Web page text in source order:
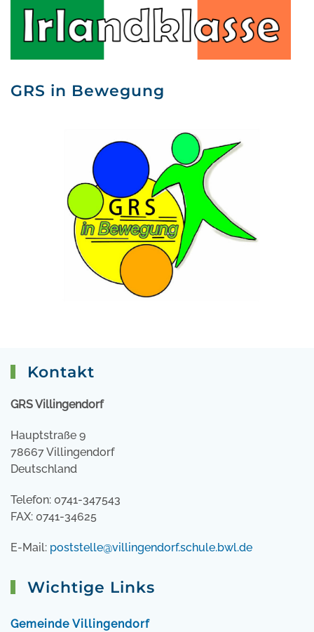
GRS in Bewegung
Kontakt
GRS Villingendorf
Hauptstraße 9
78667 Villingendorf
Deutschland
Telefon: 0741-347543
FAX: 0741-34625
E-Mail: poststelle@villingendorf.schule.bwl.de
Wichtige Links
Gemeinde Villingendorf